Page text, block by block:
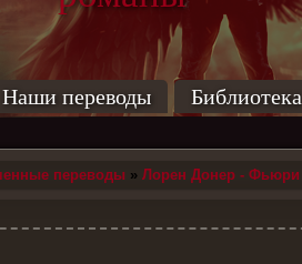
Наши переводы Библиотека
переводы »Лорен Донер - Фьюри